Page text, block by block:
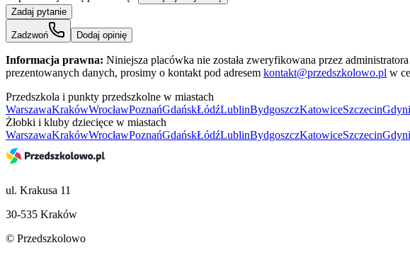
Zadaj pytanie
Zadzwoń Dodaj opinię
Informacja prawna: Niniejsza placówka nie została zweryfikowana przez
prezentowanych danych, prosimy o kontakt pod adresem kontakt@przedszkolowo.pl w
Przedszkola i punkty przedszkolne w miastach
WarszawaKrakówWrocławPoznańGdańskŁódźLublinBydgoszczKatowiceSzczecin
Żłobki i kluby dziecięce w miastach
WarszawaKrakówWrocławPoznańGdańskŁódźLublinBydgoszczKatowiceSzczecin
ul. Krakusa 11
30-535 Kraków
© Przedszkolowo